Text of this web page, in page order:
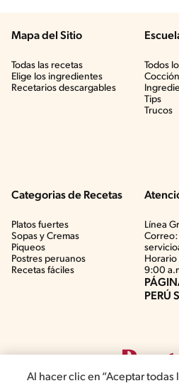
Mapa del Sitio
Todas las recetas
Elige los ingredientes
Recetarios descargables
Todos
Tips
Trucos
Categorias de Recetas
Platos fuertes
Sopas y Cremas
Piqueos
Postres peruanos
Recetas fáciles
Línea
Correo:
Horario
9:00
Al hacer clic en “Aceptar todas